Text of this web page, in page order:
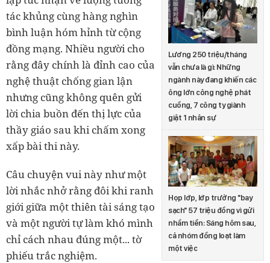
Lương 250 triệu/tháng
vẫn chưa là gì: Những
ngành này đang khiến các
ông lớn công nghệ phát
cuồng, 7 công ty giành
giật 1 nhân sự
Họp lớp, lớp trưởng "bay
sạch" 57 triệu đồng vì gửi
nhầm tiền: Sáng hôm sau,
cả nhóm đồng loạt làm
một việc
tác khủng cùng hàng nghìn
bình luận hóm hỉnh từ cộng
đồng mạng. Nhiều người cho
rằng đây chính là đỉnh cao của
nghệ thuật chống gian lận
nhưng cũng không quên gửi
lời chia buồn đến thị lực của
thầy giáo sau khi chấm xong
xấp bài thi này.
Câu chuyện vui này như một
lời nhắc nhở rằng đôi khi ranh
giới giữa một thiên tài sáng tạo
và một người tự làm khó mình
chỉ cách nhau đúng một... tờ
phiếu trắc nghiệm.